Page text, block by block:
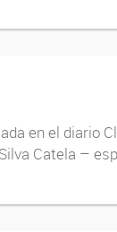
en el diario
Catela –